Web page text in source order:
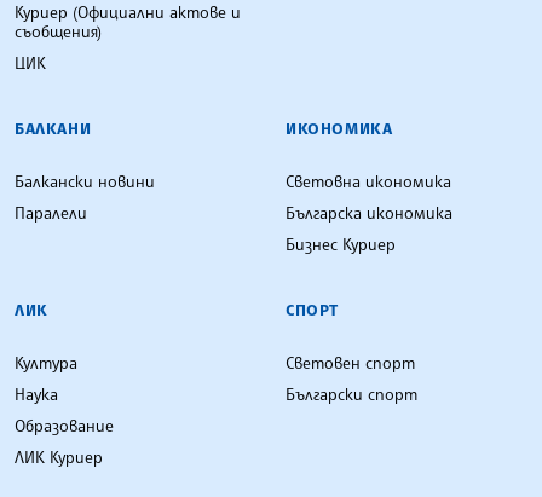
Куриер (Официални актове и
съобщения)
ЦИК
БАЛКАНИ
Балкански новини
Паралели
ИКОНОМИКА
Световна икономика
Българска икономика
Бизнес Куриер
ЛИК
Култура
Наука
Образование
ЛИК Куриер
СПОРТ
Световен спорт
Български спорт